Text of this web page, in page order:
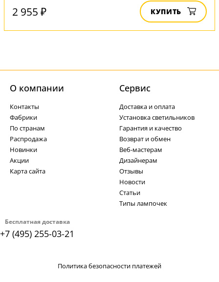
2 955 ₽ КУПИТЬ
Бесплатная доставка
+7 (495) 255-03-21
О компании
Контакты
Фабрики
По странам
Распродажа
Новинки
Акции
Карта сайта
Cервис
Доставка и оплата
Установка светильников
Гарантия и качество
Возврат и обмен
Веб-мастерам
Дизайнерам
Отзывы
Новости
Статьи
Типы лампочек
Политика безопасности платежей